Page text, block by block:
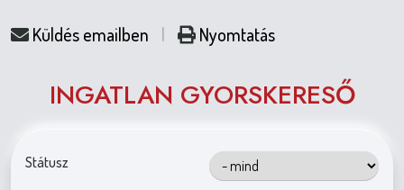
Küldés emailben
| Nyomtatás
INGATLAN GYORSKERESŐ
Státusz